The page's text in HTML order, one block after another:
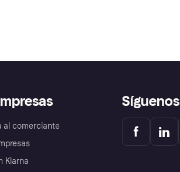
al comerciante
Klarna
Síguenos